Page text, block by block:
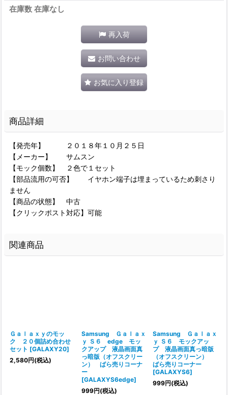
在庫数 在庫なし
再入荷
お問い合わせ
お気に入り登録
商品詳細
【発売年】 ２０１８年１０月２５日
【メーカー】 サムスン
【モック個数】 ２色で１セット
【部品流用の可否】 イヤホン端子は埋まっているため刺さり
ません
【商品の状態】 中古
【クリックポスト対応】可能
関連商品
Ｇａｌａｘｙのモッ
ク ２０個詰め合わせ
セット [GALAXY20]
2,580円(税込)
Samsung Ｇａｌａｘ
ｙ Ｓ６ edge モッ
クアップ 液晶画面真
っ暗版（オフスクリー
ン） ばら売りコーナ
ー
[GALAXYS6edge]
999円(税込)
Samsung Ｇａｌａｘ
ｙ Ｓ６ モックアッ
プ 液晶画面真っ暗版
（オフスクリーン）
ばら売りコーナー
[GALAXYS6]
999円(税込)